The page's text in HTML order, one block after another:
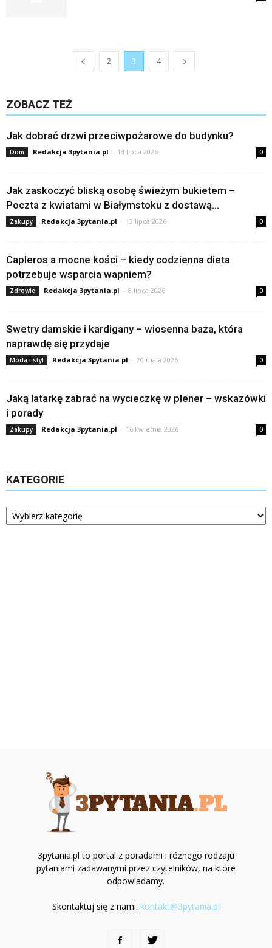
2 3 4
ZOBACZ TEŻ
Jak dobrać drzwi przeciwpożarowe do budynku?
Dom Redakcja 3pytania.pl - 14 lipca 2026 0
Jak zaskoczyć bliską osobę świeżym bukietem –
Poczta z kwiatami w Białymstoku z dostawą...
Zakupy Redakcja 3pytania.pl - 13 lipca 2026 0
Capleros a mocne kości – kiedy codzienna dieta
potrzebuje wsparcia wapniem?
Zdrowie Redakcja 3pytania.pl - 8 lipca 2026 0
Swetry damskie i kardigany – wiosenna baza, która
naprawdę się przydaje
Moda i styl Redakcja 3pytania.pl - 20 maja 2026 0
Jaką latarkę zabrać na wycieczkę w plener – wskazówki
i porady
Zakupy Redakcja 3pytania.pl - 16 kwietnia 2026 0
KATEGORIE
Kategorie
3pytania.pl to portal z poradami i różnego rodzaju
pytaniami zadawanymi przez czytelników, na które
odpowiadamy.
Skontaktuj się z nami: kontakt@3pytania.pl